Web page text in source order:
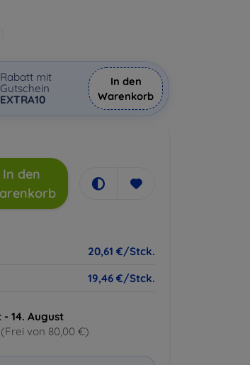
Rabatt mit
Gutschein
EXTRA10
In den
Warenkorb
In den
20,61 €/Stck.
19,46 €/Stck.
14. August
(Frei von 80,00 €)